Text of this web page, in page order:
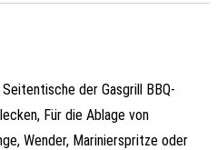
der Gasgrill BBQ-
Für die Ablage von
Wender, Marinierspritze oder